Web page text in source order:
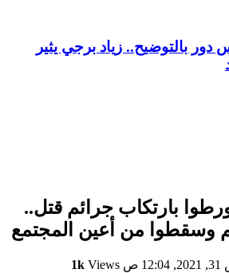
دور بالتوضيح.. زياد برجي يثير
بارتكاب جرائم قتل..
وسقطوا من أعين المجتمع
ص 1k Views